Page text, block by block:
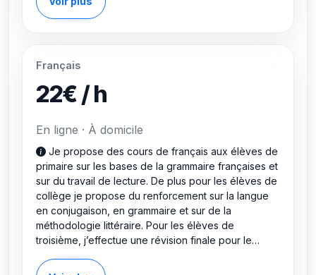
Français
22€ / h
En ligne · À domicile
Je propose des cours de français aux élèves de
primaire sur les bases de la grammaire françaises et
sur du travail de lecture. De plus pour les élèves de
collège je propose du renforcement sur la langue
en conjugaison, en grammaire et sur de la
méthodologie littéraire. Pour les élèves de
troisième, j’effectue une révision finale pour le
exercices types pour être prêt le jour du brevet !